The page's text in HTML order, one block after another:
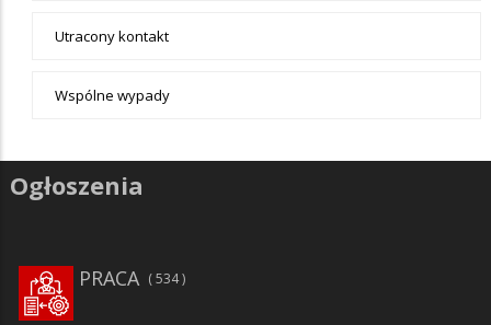
Utracony kontakt
Wspólne wypady
Ogłoszenia
PRACA 534